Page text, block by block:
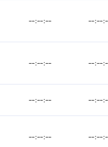
--:--:-- --:--
--:--:-- --:--
--:--:-- --:--
--:--:-- --:--